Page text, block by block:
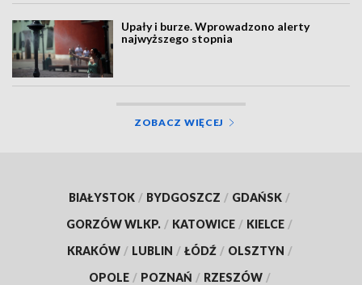
Upały i burze. Wprowadzono alerty
najwyższego stopnia
ZOBACZ WIĘCEJ
BIAŁYSTOK / BYDGOSZCZ / GDAŃSK /
GORZÓW WLKP. / KATOWICE / KIELCE /
KRAKÓW / LUBLIN / ŁÓDŹ / OLSZTYN /
OPOLE / POZNAŃ / RZESZÓW /